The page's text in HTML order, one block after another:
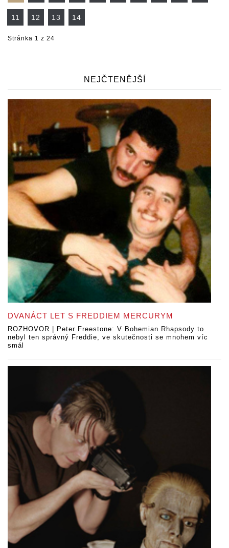
11 12 13 14
Stránka 1 z 24
NEJČTENĚJŠÍ
DVANÁCT LET S FREDDIEM MERCURYM
ROZHOVOR | Peter Freestone: V Bohemian Rhapsody to
nebyl ten správný Freddie, ve skutečnosti se mnohem víc
smál